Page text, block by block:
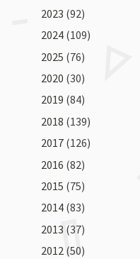
2023 (92)
2024 (109)
2025 (76)
2020 (30)
2019 (84)
2018 (139)
2017 (126)
2016 (82)
2015 (75)
2014 (83)
2013 (37)
2012 (50)